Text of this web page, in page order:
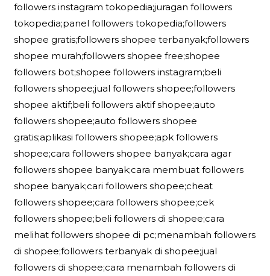
followers instagram tokopedia;juragan followers
tokopedia;panel followers tokopedia;followers
shopee gratis;followers shopee terbanyak;followers
shopee murah;followers shopee free;shopee
followers bot;shopee followers instagram;beli
followers shopee;jual followers shopee;followers
shopee aktif;beli followers aktif shopee;auto
followers shopee;auto followers shopee
gratis;aplikasi followers shopee;apk followers
shopee;cara followers shopee banyak;cara agar
followers shopee banyak;cara membuat followers
shopee banyak;cari followers shopee;cheat
followers shopee;cara followers shopee;cek
followers shopee;beli followers di shopee;cara
melihat followers shopee di pc;menambah followers
di shopee;followers terbanyak di shopee;jual
followers di shopee;cara menambah followers di